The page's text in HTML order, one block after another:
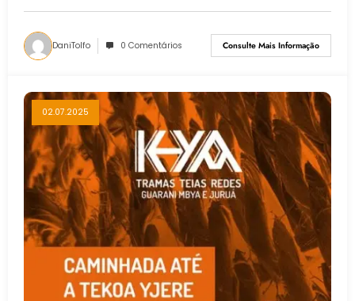
DaniTolfo 0 Comentários Consulte Mais Informação
02.07.2025